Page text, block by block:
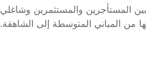
المستأجرين والمستثمرين وشاغلي